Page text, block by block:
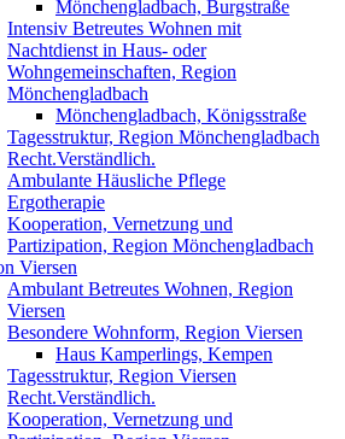
Mönchengladbach, Burgstraße
Intensiv Betreutes Wohnen mit
Nachtdienst in Haus- oder
Wohngemeinschaften, Region
Mönchengladbach
Mönchengladbach, Königsstraße
Tagesstruktur, Region Mönchengladbach
Recht.Verständlich.
Ambulante Häusliche Pflege
Ergotherapie
Kooperation, Vernetzung und
Partizipation, Region Mönchengladbach
Viersen
Ambulant Betreutes Wohnen, Region
Viersen
Besondere Wohnform, Region Viersen
Haus Kamperlings, Kempen
Tagesstruktur, Region Viersen
Recht.Verständlich.
Kooperation, Vernetzung und